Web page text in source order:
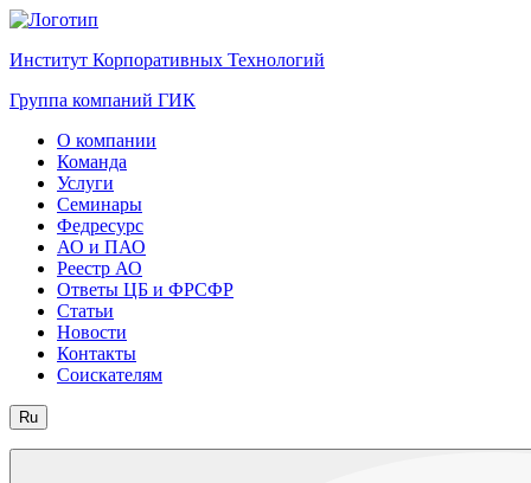
Институт Корпоративных Технологий
Группа компаний ГИК
О компании
Команда
Услуги
Семинары
Федресурс
АО и ПАО
Реестр АО
Ответы ЦБ и ФРСФР
Статьи
Новости
Контакты
Соискателям
Ru